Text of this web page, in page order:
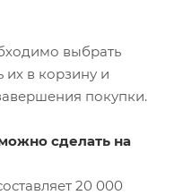
выбрать
их в корзину и
покупки.
сделать на
20 000